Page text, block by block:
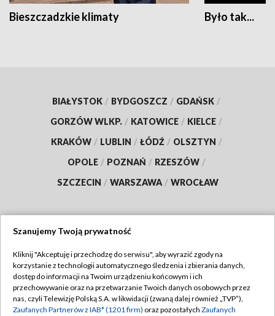
Bieszczadzkie klimaty Było tak...
BIAŁYSTOK / BYDGOSZCZ / GDAŃSK /
GORZÓW WLKP. / KATOWICE / KIELCE /
KRAKÓW / LUBLIN / ŁÓDŹ / OLSZTYN /
OPOLE / POZNAŃ / RZESZÓW /
SZCZECIN / WARSZAWA / WROCŁAW
TVP
Abonament TVP
Emisja w TVP
Regulamin TVP
Polityka prywatności
Szanujemy Twoją prywatność
Kliknij "Akceptuję i przechodzę do serwisu", aby wyrazić zgody na
korzystanie z technologii automatycznego śledzenia i zbierania danych,
dostęp do informacji na Twoim urządzeniu końcowym i ich
przechowywanie oraz na przetwarzanie Twoich danych osobowych przez
nas, czyli Telewizję Polską S.A. w likwidacji (zwaną dalej również „TVP”),
Zaufanych Partnerów z IAB* (1201 firm) oraz pozostałych Zaufanych